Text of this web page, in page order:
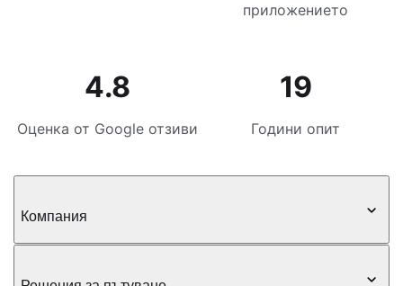
приложението
4.8
Оценка от Google отзиви
19
Години опит
Компания